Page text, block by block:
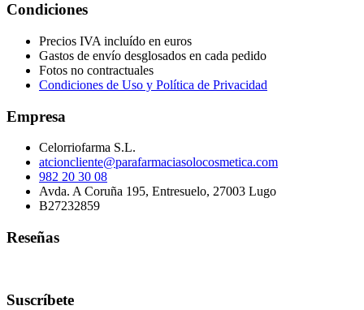
Condiciones
Precios IVA incluído en euros
Gastos de envío desglosados en cada pedido
Fotos no contractuales
Condiciones de Uso y Política de Privacidad
Empresa
Celorriofarma S.L.
atcioncliente@parafarmaciasolocosmetica.com
982 20 30 08
Avda. A Coruña 195, Entresuelo, 27003 Lugo
B27232859
Reseñas
Suscríbete